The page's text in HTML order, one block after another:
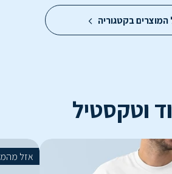
המוצרים בקטגוריה
וטקסטיל
אזל